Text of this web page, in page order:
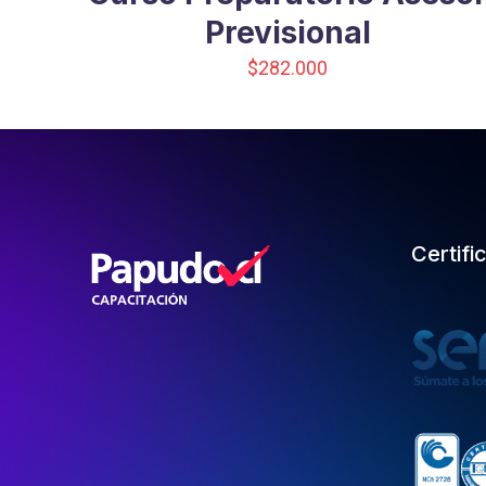
Previsional
$282.000